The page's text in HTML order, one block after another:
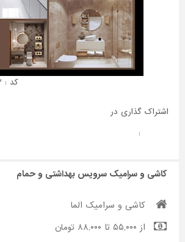
کد : Sakhtemoon-۴۶۴۴۳
اشتراک گذاری در
:
کاشی و سرامیک سرویس بهداشتی و حمام
کاشی و سرامیک الما
از ۵۵,۰۰۰ تا ۸۸,۰۰۰ تومان